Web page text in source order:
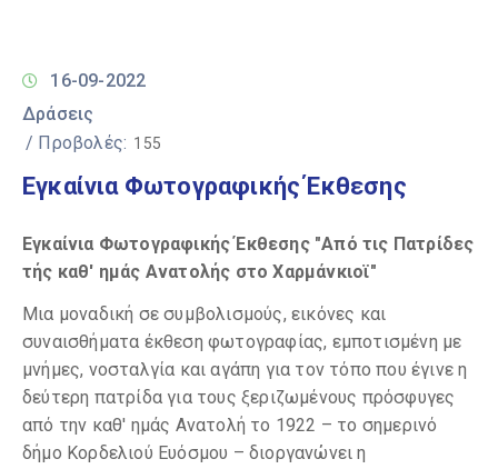
16-09-2022
Δράσεις
/ Προβολές: 155
Εγκαίνια Φωτογραφικής Έκθεσης
Εγκαίνια Φωτογραφικής Έκθεσης "Από τις Πατρίδες
τής καθ' ημάς Ανατολής στο Χαρμάνκιοϊ"
Μια μοναδική σε συμβολισμούς, εικόνες και
συναισθήματα έκθεση φωτογραφίας, εμποτισμένη με
μνήμες, νοσταλγία και αγάπη για τον τόπο που έγινε η
δεύτερη πατρίδα για τους ξεριζωμένους πρόσφυγες
από την καθ' ημάς Ανατολή το 1922 – το σημερινό
δήμο Κορδελιού Ευόσμου – διοργανώνει η